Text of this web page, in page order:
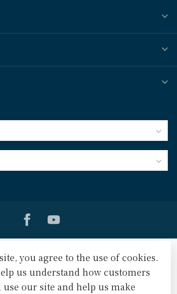
道北美網路書房 U.S. Tien Dao Books
you agree to the use of cookies.
us understand how customers
our site and help us make